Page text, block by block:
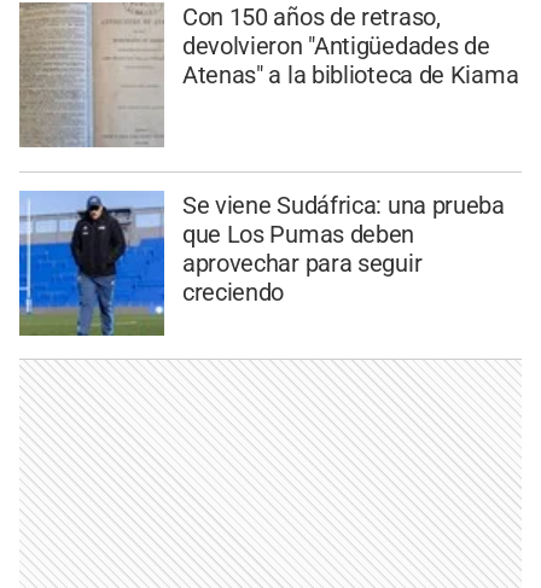
Con 150 años de retraso,
devolvieron "Antigüedades de
Atenas" a la biblioteca de Kiama
Se viene Sudáfrica: una prueba
que Los Pumas deben
aprovechar para seguir
creciendo